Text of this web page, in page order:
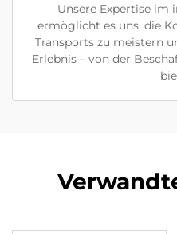
Unsere Expertise im
ermöglicht es uns, die
Transports zu meistern
Erlebnis – von der